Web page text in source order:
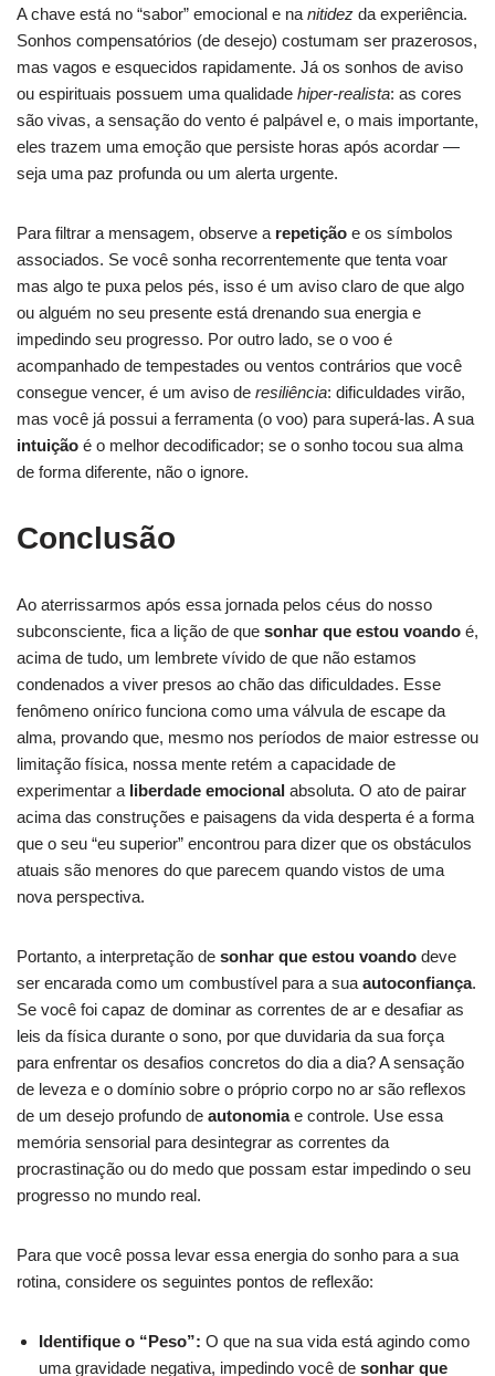
A chave está no “sabor” emocional e na nitidez da experiência.
Sonhos compensatórios (de desejo) costumam ser prazerosos,
mas vagos e esquecidos rapidamente. Já os sonhos de aviso
ou espirituais possuem uma qualidade hiper-realista: as cores
são vivas, a sensação do vento é palpável e, o mais importante,
eles trazem uma emoção que persiste horas após acordar —
seja uma paz profunda ou um alerta urgente.
Para filtrar a mensagem, observe a repetição e os símbolos
associados. Se você sonha recorrentemente que tenta voar
mas algo te puxa pelos pés, isso é um aviso claro de que algo
ou alguém no seu presente está drenando sua energia e
impedindo seu progresso. Por outro lado, se o voo é
acompanhado de tempestades ou ventos contrários que você
consegue vencer, é um aviso de resiliência: dificuldades virão,
mas você já possui a ferramenta (o voo) para superá-las. A sua
intuição é o melhor decodificador; se o sonho tocou sua alma
de forma diferente, não o ignore.
Conclusão
Ao aterrissarmos após essa jornada pelos céus do nosso
subconsciente, fica a lição de que sonhar que estou voando é,
acima de tudo, um lembrete vívido de que não estamos
condenados a viver presos ao chão das dificuldades. Esse
fenômeno onírico funciona como uma válvula de escape da
alma, provando que, mesmo nos períodos de maior estresse ou
limitação física, nossa mente retém a capacidade de
experimentar a liberdade emocional absoluta. O ato de pairar
acima das construções e paisagens da vida desperta é a forma
que o seu “eu superior” encontrou para dizer que os obstáculos
atuais são menores do que parecem quando vistos de uma
nova perspectiva.
Portanto, a interpretação de sonhar que estou voando deve
ser encarada como um combustível para a sua autoconfiança.
Se você foi capaz de dominar as correntes de ar e desafiar as
leis da física durante o sono, por que duvidaria da sua força
para enfrentar os desafios concretos do dia a dia? A sensação
de leveza e o domínio sobre o próprio corpo no ar são reflexos
de um desejo profundo de autonomiae controle. Use essa
memória sensorial para desintegrar as correntes da
procrastinação ou do medo que possam estar impedindo o seu
progresso no mundo real.
Para que você possa levar essa energia do sonho para a sua
rotina, considere os seguintes pontos de reflexão:
Identifique o “Peso”: O que na sua vida está agindo como
uma gravidade negativa, impedindo você de sonhar que